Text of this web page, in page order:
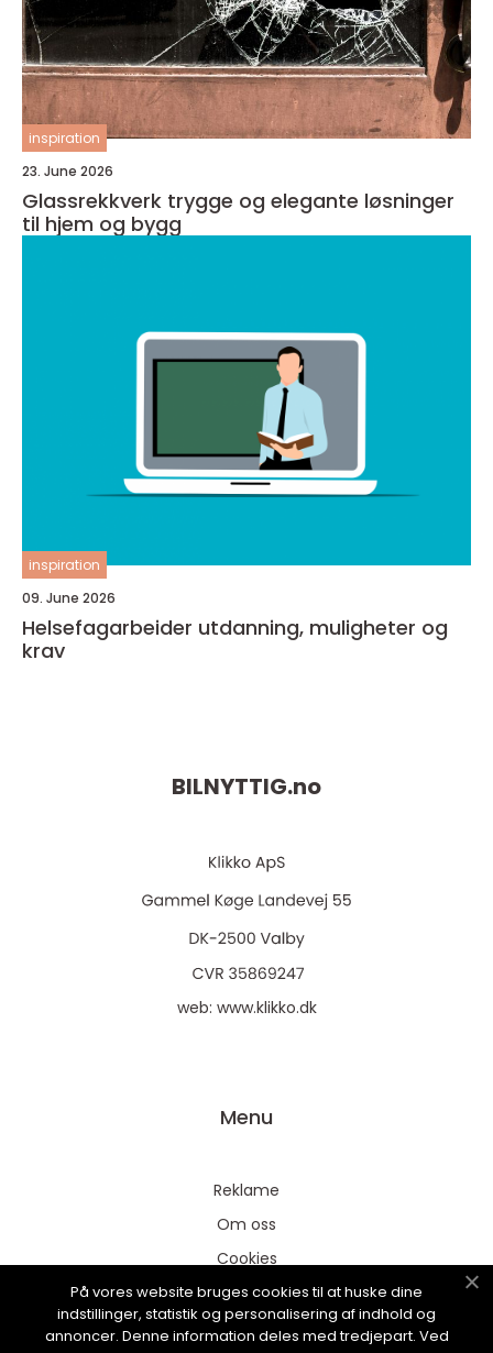
inspiration
23. June 2026
Glassrekkverk trygge og elegante løsninger
til hjem og bygg
inspiration
09. June 2026
Helsefagarbeider utdanning, muligheter og
krav
BILNYTTIG.no
web: www.klikko.dk
Menu
Reklame
Om oss
Cookies
Kontakt Oss
Sitemap
På vores website bruges cookies til at huske dine
indstillinger, statistik og personalisering af indhold og
annoncer. Denne information deles med tredjepart. Ved